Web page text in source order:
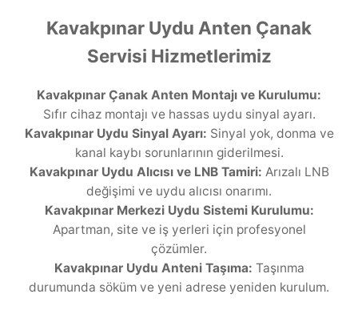
Kavakpınar Uydu Anten Çanak
Servisi Hizmetlerimiz
Kavakpınar Çanak Anten Montajı ve Kurulumu:
Sıfır cihaz montajı ve hassas uydu sinyal ayarı.
Kavakpınar Uydu Sinyal Ayarı: Sinyal yok, donma ve
kanal kaybı sorunlarının giderilmesi.
Kavakpınar Uydu Alıcısı ve LNB Tamiri: Arızalı LNB
değişimi ve uydu alıcısı onarımı.
Kavakpınar Merkezi Uydu Sistemi Kurulumu:
Apartman, site ve iş yerleri için profesyonel
çözümler.
Kavakpınar Uydu Anteni Taşıma: Taşınma
durumunda söküm ve yeni adrese yeniden kurulum.